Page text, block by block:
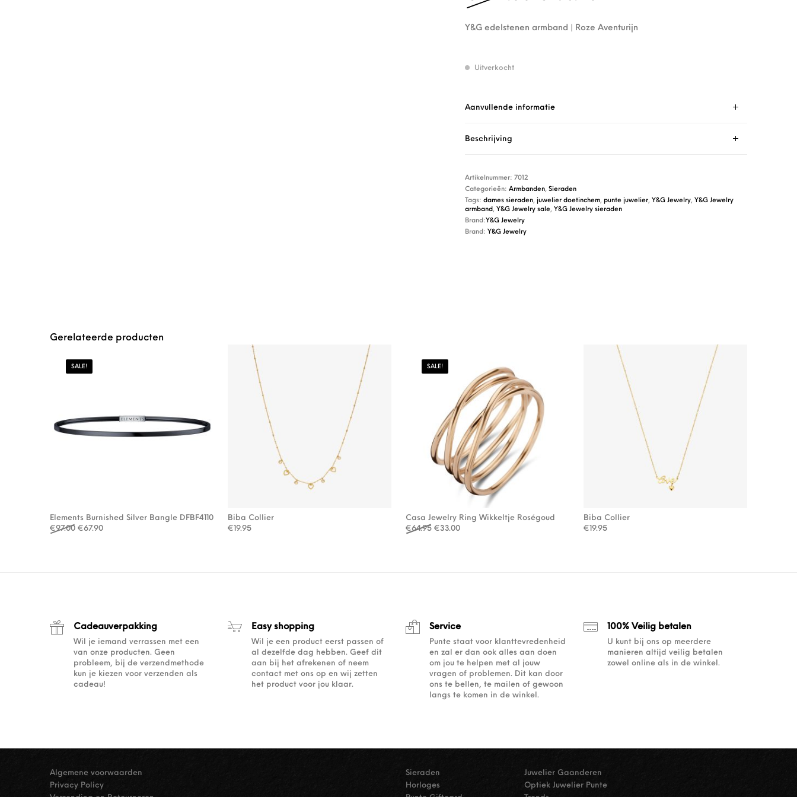
Y&G edelstenen armband | Roze Aventurijn
Uitverkocht
Aanvullende informatie
Beschrijving
Artikelnummer: 7012
Categorieën: Armbanden, Sieraden
Tags: dames sieraden, juwelier doetinchem, punte juwelier, Y&G Jewelry, Y&G Jewelry
armband, Y&G Jewelry sale, Y&G Jewelry sieraden
Brand:Y&G Jewelry
Brand: Y&G Jewelry
Gerelateerde producten
SALE!
Elements Burnished Silver Bangle DFBF4110
€97.00 Oorspronkelijke prijs was: €97.00.
€67.90Huidige prijs is: €67.90.
Biba Collier
€19.95
SALE!
Casa Jewelry Ring Wikkeltje Roségoud
€64.95 Oorspronkelijke prijs was: €64.95.
€33.00Huidige prijs is: €33.00.
Biba Collier
€19.95
Cadeauverpakking
Wil je iemand verrassen met een
van onze producten. Geen
probleem, bij de verzendmethode
kun je kiezen voor verzenden als
cadeau!
Easy shopping
Wil je een product eerst passen of
al dezelfde dag hebben. Geef dit
aan bij het afrekenen of neem
contact met ons op en wij zetten
het product voor jou klaar.
Service
Punte staat voor klanttevredenheid
en zal er dan ook alles aan doen
om jou te helpen met al jouw
vragen of problemen. Dit kan door
ons te bellen, te mailen of gewoon
langs te komen in de winkel.
100% Veilig betalen
U kunt bij ons op meerdere
manieren altijd veilig betalen
zowel online als in de winkel.
Algemene voorwaarden
Privacy Policy
Sieraden
Horloges
Juwelier Gaanderen
Optiek Juwelier Punte